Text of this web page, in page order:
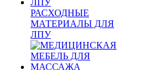
РАСХОДНЫЕ
МАТЕРИАЛЫ ДЛЯ
ЛПУ